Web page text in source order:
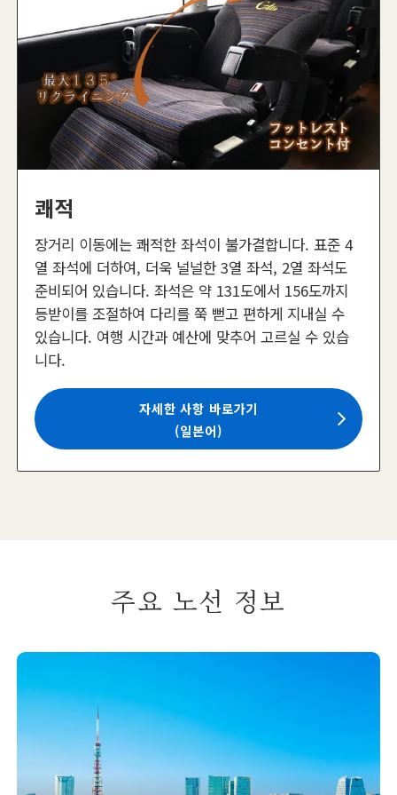
쾌적
장거리 이동에는 쾌적한 좌석이 불가결합니다. 표준 4
열 좌석에 더하여, 더욱 널널한 3열 좌석, 2열 좌석도
준비되어 있습니다. 좌석은 약 131도에서 156도까지
등받이를 조절하여 다리를 쭉 뻗고 편하게 지내실 수
있습니다. 여행 시간과 예산에 맞추어 고르실 수 있습
니다.
자세한 사항 바로가기
(일본어)
주요 노선 정보